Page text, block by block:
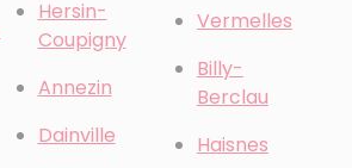
Hersin-
Coupigny
Annezin
Dainville
Vermelles
Billy-
Berclau
Haisnes